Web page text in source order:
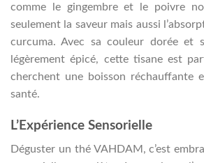
comme le gingembre et le poivre
seulement la saveur mais aussi
curcuma. Avec sa couleur dorée et
légèrement épicé, cette tisane est
cherchent une boisson réchauffante
santé.
L’Expérience Sensorielle
Déguster un thé VAHDAM, c’est